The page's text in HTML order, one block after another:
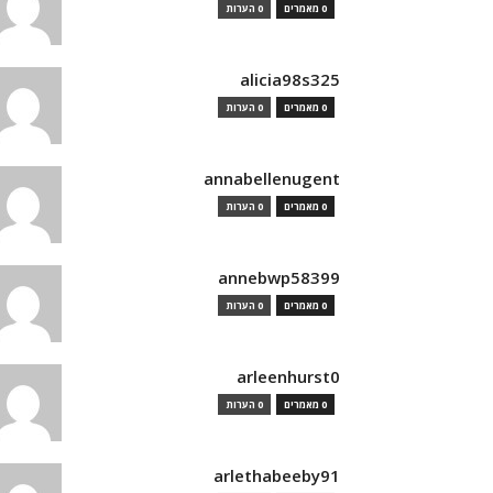
0 מאמרים 0 הערות
alicia98s325
0 מאמרים 0 הערות
annabellenugent
0 מאמרים 0 הערות
annebwp58399
0 מאמרים 0 הערות
arleenhurst0
0 מאמרים 0 הערות
arlethabeeby91